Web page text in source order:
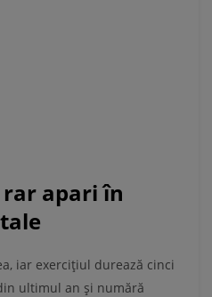
rar apari în
iar exercițiul durează cinci
ultimul an și numără